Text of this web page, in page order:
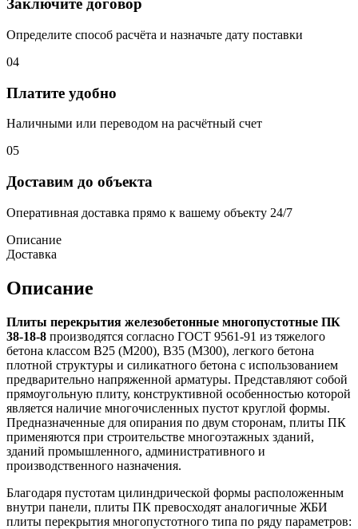
Заключите договор
Определите способ расчёта и назначьте дату поставки
04
Платите удобно
Наличными или переводом на расчётный счет
05
Доставим до объекта
Оперативная доставка прямо к вашему объекту 24/7
Описание
Доставка
Описание
Плиты перекрытия железобетонные многопустотные ПК
38-18-8 производятся согласно ГОСТ 9561-91 из тяжелого
бетона классом В25 (М200), В35 (М300), легкого бетона
плотной структуры и силикатного бетона с использованием
предварительно напряженной арматуры. Представляют собой
прямоугольную плиту, конструктивной особенностью которой
является наличие многочисленных пустот круглой формы.
Предназначенные для опирания по двум сторонам, плиты ПК
применяются при строительстве многоэтажных зданий,
зданий промышленного, административного и
производственного назначения.
Благодаря пустотам цилиндрической формы расположенным
внутри панели, плиты ПК превосходят аналогичные ЖБИ
плиты перекрытия многопустотного типа по ряду параметров: